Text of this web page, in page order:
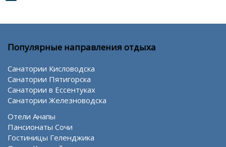
Популярные направления отдыха
Санатории Кисловодска
Санатории Пятигорска
Санатории в Ессентуках
Санатории Железноводска
Отели Анапы
Пансионаты Сочи
Гостиницы Геленджика